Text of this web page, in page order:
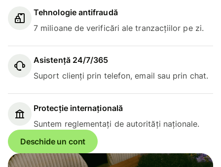
Tehnologie antifraudă
7 milioane de verificări ale tranzacțiilor pe zi.
Asistență 24/7/365
Suport clienți prin telefon, email sau prin chat.
Protecție internațională
Suntem reglementați de autorități naționale.
Deschide un cont